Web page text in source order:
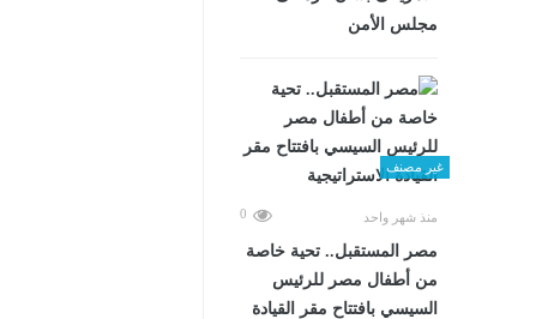
مجلس الأمن
غير مصنف
منذ شهر واحد 0
مصر المستقبل.. تحية خاصة
من أطفال مصر للرئيس
السيسي بافتتاح مقر القيادة